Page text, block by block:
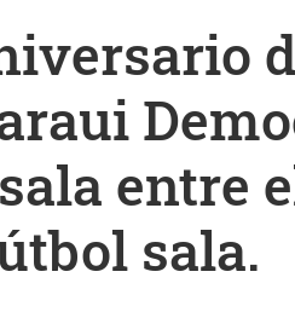
entre
sala.